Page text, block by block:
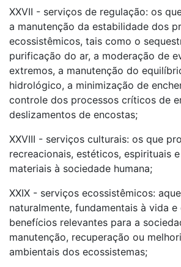
XXVII - serviços de regulação: os
a manutenção da estabilidade dos
ecossistêmicos, tais como o
purificação do ar, a moderação de
extremos, a manutenção do
hidrológico, a minimização de
controle dos processos críticos de
deslizamentos de encostas;
XXVIII - serviços culturais: os que
recreacionais, estéticos, espirituais
materiais à sociedade humana;
XXIX - serviços ecossistêmicos:
naturalmente, fundamentais à vida
benefícios relevantes para a
manutenção, recuperação ou
ambientais dos ecossistemas;